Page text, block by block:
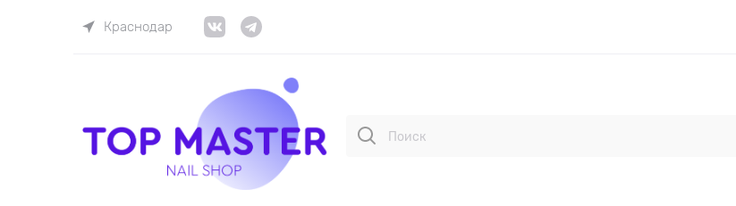
Краснодар